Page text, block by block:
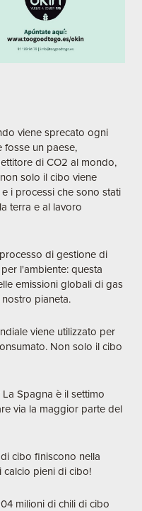
viene sprecato ogni
fosse un paese,
di CO2 al mondo,
solo il cibo viene
i processi che sono stati
terra e al lavoro
di gestione di
l'ambiente: questa
emissioni globali di gas
pianeta.
viene utilizzato per
Non solo il cibo
La Spagna è il settimo
via la maggior parte del
cibo finiscono nella
calcio pieni di cibo!
milioni di chili di cibo